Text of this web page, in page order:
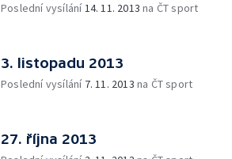
Poslední vysílání14. 11. 2013 na ČT sport
3. listopadu 2013
Poslední vysílání 7. 11. 2013 na ČT sport
27. října 2013